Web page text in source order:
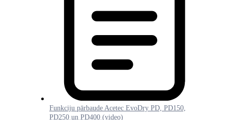
Funkciju pārbaude Acetec EvoDry PD, PD150,
PD250 un PD400 (video)